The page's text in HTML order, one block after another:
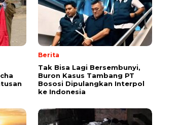
Berita
Tak Bisa Lagi Bersembunyi,
Buron Kasus Tambang PT
Bososi Dipulangkan Interpol
ke Indonesia